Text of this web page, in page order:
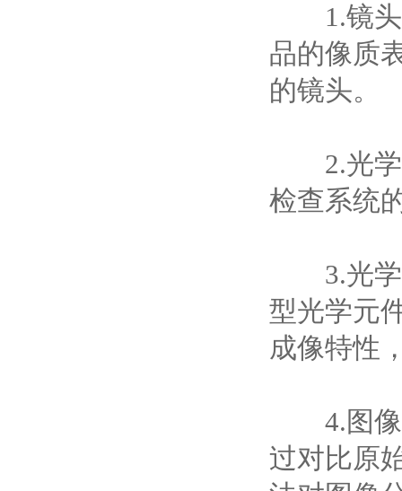
1.镜头
品的像质
的镜头。
2.光学
检查系统
3.光学
型光学元
成像特性
4.图像
过对比原